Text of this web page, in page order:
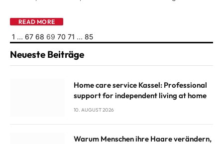
READ MORE
Previous
1 … 67 68 69 70 71 … 85
Neueste Beiträge
Home care service Kassel: Professional
support for independent living at home
10. AUGUST 2026
Warum Menschen ihre Haare verändern,